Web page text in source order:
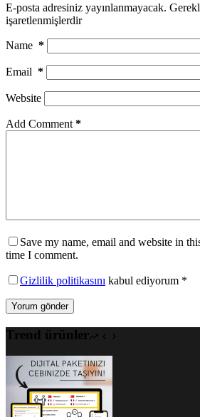
E-posta adresiniz yayınlanmayacak.
işaretlenmişlerdir
Name *
Email *
Website
Add Comment *
Save my name, email and website in
time I comment.
Gizlilik politikasını kabul ediyorum *
Yorum gönder
Trend ürünler